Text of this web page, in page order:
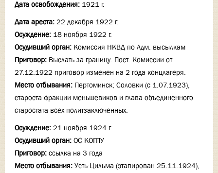
Дата освобождения: 1921 г.
Дата ареста: 22 декабря 1922 г.
Осуждение: 18 ноября 1922 г.
Осудивший орган: Комиссия НКВД по Адм. высылкам
Приговор: Выслать за границу. Пост. Комиссии от
27.12.1922 приговор изменен на 2 года концлагеря.
Место отбывания: Пертоминск; Соловки (с 1.07.1923),
староста фракции меньшевиков и глава объединенного
старостата всех политзаключенных.
Осуждение: 21 ноября 1924 г.
Осудивший орган: ОС КОГПУ
Приговор: ссылка на 3 года
Место отбывания: Усть-Цильма (этапирован 25.11.1924),